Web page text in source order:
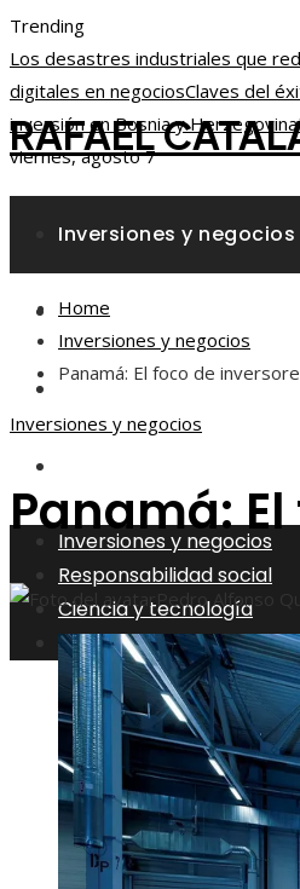
Trending
Los desastres industriales que
digitales en negociosClaves del
inversión en Bosnia y Herzegovina
viernes, agosto 7
RAFAEL
Inversiones y negocios
Responsabilidad social
Ciencia y tecnología
Inversiones y negocios
Responsabilidad social
Ciencia y tecnología
Cultura y ocio
Home
Inversiones y negocios
Panamá: El foco de
Inversiones y negocios
Panamá:
Pedro Alfonso